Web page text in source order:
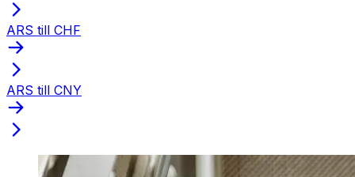
ARS till CHF
ARS till CNY